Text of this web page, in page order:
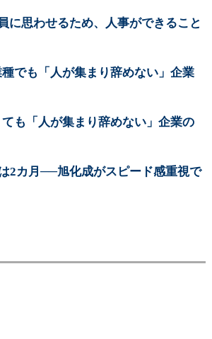
に思わせるため、人事ができること
でも「人が集まり辞めない」企業
も「人が集まり辞めない」企業の
2カ月──旭化成がスピード感重視で